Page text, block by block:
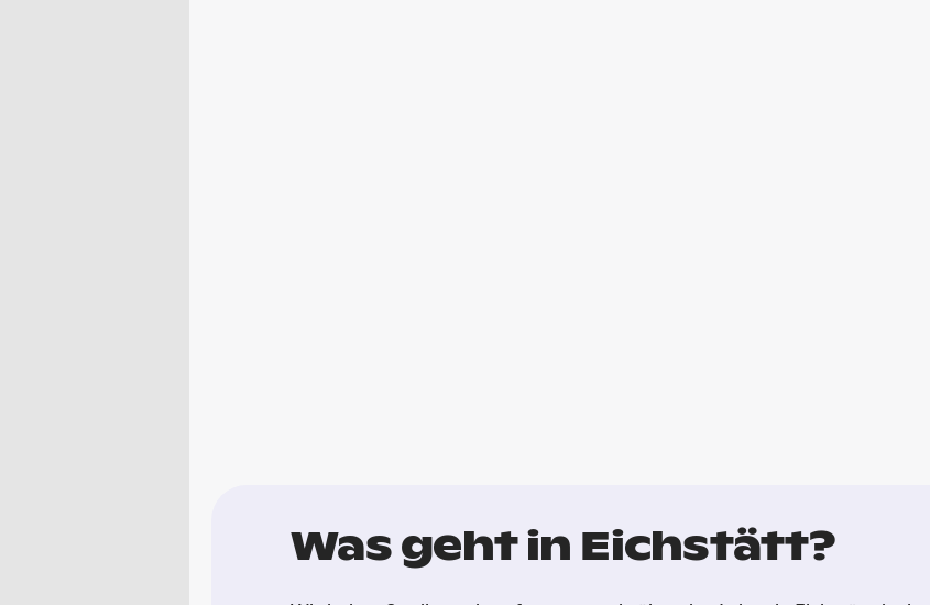
Was geht in Eichstätt?